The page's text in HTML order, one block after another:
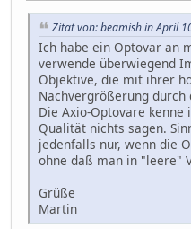
Zitat von: beamish in April
Ich habe ein Optovar an
verwende überwiegend
Objektive, die mit ihrer
Nachvergrößerung
Die Axio-Optovare kenne
Qualität nichts sagen.
jedenfalls nur, wenn die
ohne daß man in "leere"
Grüße
Martin